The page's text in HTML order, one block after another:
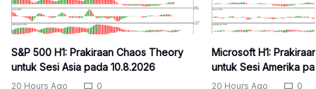
S&P 500 H1: Prakiraan Chaos Theory
untuk Sesi Asia pada 10.8.2026
20 Hours Ago 0
Microsoft H1:
untuk Sesi Amerika
20 Hours Ago 0